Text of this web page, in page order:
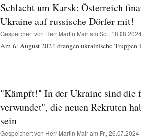
Schlacht um Kursk: Österreich
Ukraine auf russische Dörfer mit!
Gespeichert von Herr Martin Mairam So.,
Am 6. August 2024 drangen ukrainische Truppen
"Kämpft!" In der Ukraine sind
verwundet", die neuen Rekruten
sein
Gespeichert von Herr Martin Mairam Fr., 26.07.2024